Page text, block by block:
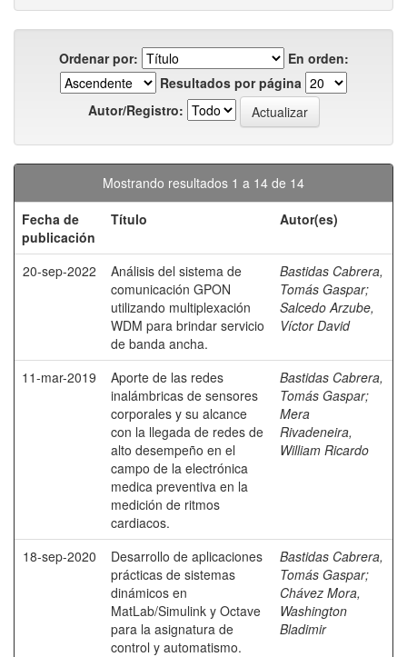
Ordenar por:
En orden:
Resultados por página
Autor/Registro:
Mostrando resultados 1 a 14 de 14
Fecha de
publicación
Título Autor(es)
20-sep-2022
Análisis del sistema de
comunicación GPON
utilizando multiplexación
WDM para brindar servicio
de banda ancha.
Bastidas Cabrera,
Tomás Gaspar;
Salcedo Arzube,
Víctor David
11-mar-2019
Aporte de las redes
inalámbricas de sensores
corporales y su alcance
con la llegada de redes de
alto desempeño en el
campo de la electrónica
medica preventiva en la
medición de ritmos
cardiacos.
Bastidas Cabrera,
Tomás Gaspar;
Mera
Rivadeneira,
William Ricardo
18-sep-2020
Desarrollo de aplicaciones
prácticas de sistemas
dinámicos en
MatLab/Simulink y Octave
para la asignatura de
control y automatismo.
Bastidas Cabrera,
Tomás Gaspar;
Chávez Mora,
Washington
Bladimir